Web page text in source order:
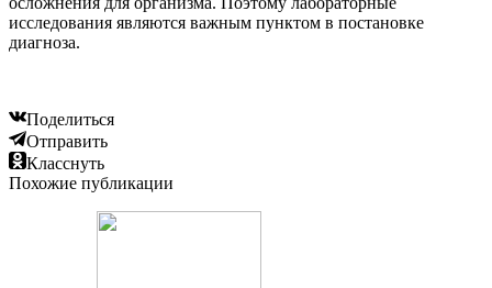
исследования являются важным пунктом в постановке
диагноза.
Поделиться
Отправить
Класснуть
Похожие публикации